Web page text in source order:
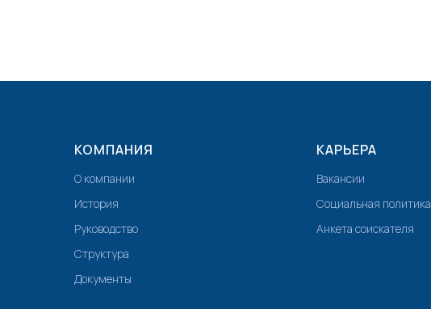
КОМПАНИЯ
О компании
История
Руководство
Структура
Документы
КАРЬЕРА
Вакансии
Социальная политика
Анкета соискателя